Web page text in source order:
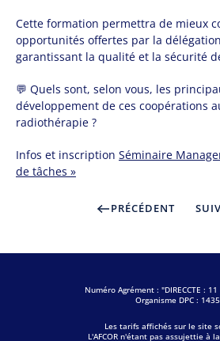
Cette formation permettra de mieux
opportunités offertes par la
garantissant la qualité et la sécurité
💬 Quels sont, selon vous, les
développement de ces coopérations
radiothérapie ?
Infos et inscription Séminaire
de tâches »
PRÉCÉDENT
Numéro Agrément : "DIRECCTE :
Organisme DPC : 1435
Les tarifs affichés sur le site
L'AFCOR n'étant pas assujettie à